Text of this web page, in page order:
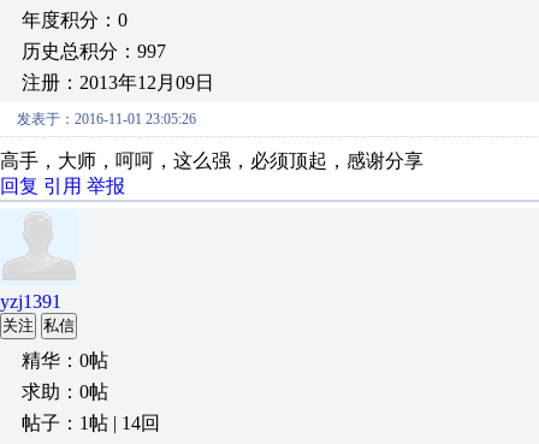
年度积分：0
历史总积分：997
注册：2013年12月09日
发表于：2016-11-01 23:05:26
高手，大师，呵呵，这么强，必须顶起，感谢分享
回复 引用 举报
yzj1391
关注 私信
精华：0帖
求助：0帖
帖子：1帖 | 14回